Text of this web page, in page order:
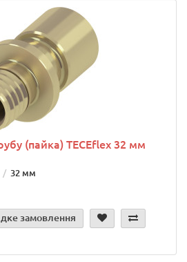
(пайка) TECEflex 32 мм
32 мм
замовлення